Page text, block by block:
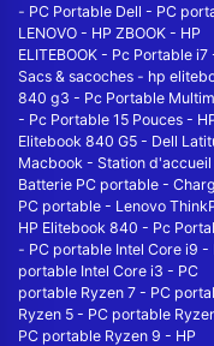
- PC Portable Dell - PC
LENOVO - HP ZBOOK - HP
ELITEBOOK - Pc Portable i7
Sacs & sacoches - hp
840 g3 - Pc Portable
- Pc Portable 15 Pouces -
Elitebook 840 G5 - Dell
Macbook - Station d'accueil
Batterie PC portable -
PC portable - Lenovo
HP Elitebook 840 - Pc
- PC portable Intel Core i9 -
portable Intel Core i3 - PC
portable Ryzen 7 - PC
Ryzen 5 - PC portable
PC portable Ryzen 9 - HP